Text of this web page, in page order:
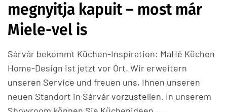
megnyitja kapuit – most már
Miele-vel is
Sárvár bekommt Küchen-Inspiration: MaHé Küchen
Home-Design ist jetzt vor Ort. Wir erweitern
unseren Service und freuen uns, Ihnen unseren
neuen Standort in Sárvár vorzustellen. In unserem